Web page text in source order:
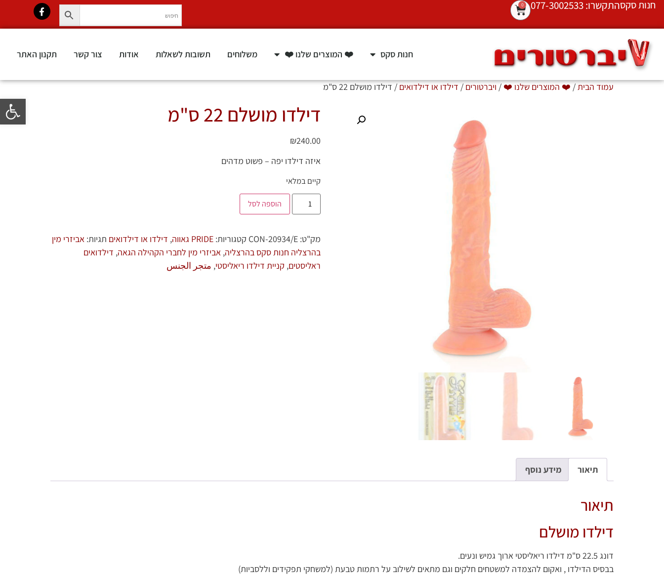
פתח
חנות סקסהתקשרו: 077-3002533 0
חנות סקס ❤️ המוצרים שלנו ❤️ משלוחים תשובות לשאלות אודות צור קשר תקנון האתר
עמוד הבית/ ❤️ המוצרים שלנו ❤️ / ויברטורים / דילדו או דילדואים / דילדו מושלם 22 ס"מ
דילדו מושלם 22 ס"מ
₪240.00
איזה דילדו יפה – פשוט מדהים
קיים במלאי
הוספה לסל
מק"ט: CON-20934/E קטגוריות: PRIDE גאווה , דילדו או דילדואים תגיות: אביזרי מין
בהרצליה חנות סקס בהרצליה, אביזרי מין לחברי הקהילה הגאה, דילדואים
ראליסטים, קניית דילדו ריאליסטי, متجر الجنس
תיאור מידע נוסף
תיאור
דילדו מושלם
דונג 22.5 ס"מ דילדו ריאליסטי ארוך גמיש ונעים.
בבסיס הדילדו , ואקום להצמדה למשטחים חלקים וגם מתאים לשילוב על רתמות טבעת (למשחקי תפקידים וללסביות)